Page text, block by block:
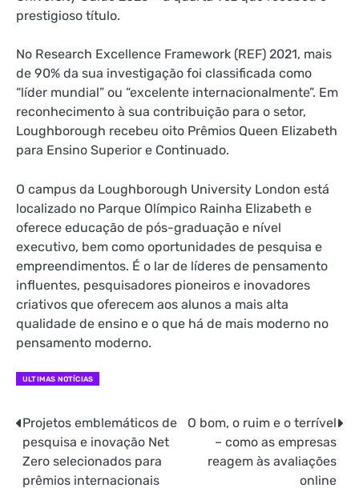
prestigioso título.
No Research Excellence Framework (REF) 2021, mais
de 90% da sua investigação foi classificada como
“líder mundial” ou “excelente internacionalmente”. Em
reconhecimento à sua contribuição para o setor,
Loughborough recebeu oito Prêmios Queen Elizabeth
para Ensino Superior e Continuado.
O campus da Loughborough University London está
localizado no Parque Olímpico Rainha Elizabeth e
oferece educação de pós-graduação e nível
executivo, bem como oportunidades de pesquisa e
empreendimentos. É o lar de líderes de pensamento
influentes, pesquisadores pioneiros e inovadores
criativos que oferecem aos alunos a mais alta
qualidade de ensino e o que há de mais moderno no
pensamento moderno.
ULTIMAS NOTÍCIAS
Navegação
de
Projetos emblemáticos de
pesquisa e inovação Net
Zero selecionados para
prêmios internacionais
O bom, o ruim e o terrível
– como as empresas
reagem às avaliações
online